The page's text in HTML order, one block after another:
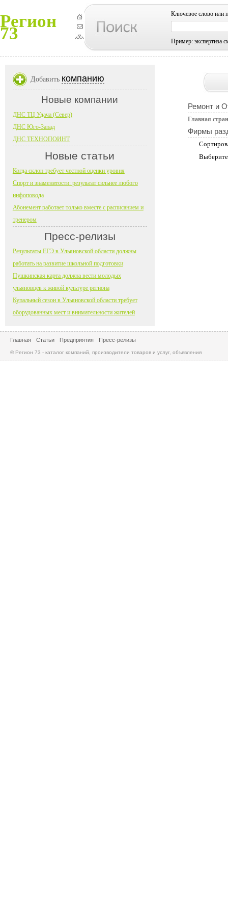
Регион
73
Ключевое слово или
Пример: экспертиза
Ремонт и
Главная
Фирмы
Добавить компанию
Новые компании
ДНС ТЦ Удача (Север)
ДНС Юго-Запад
ДНС ТЕХНОПОИНТ
Новые статьи
Когда склон требует честной оценки уровня
Спорт и знаменитости: результат сильнее любого
инфоповода
Абонемент работает только вместе с расписанием и
тренером
Пресс-релизы
Результаты ЕГЭ в Ульяновской области должны
работать на развитие школьной подготовки
Пушкинская карта должна вести молодых
ульяновцев к живой культуре региона
Купальный сезон в Ульяновской области требует
оборудованных мест и внимательности жителей
Главная Статьи Предприятия Пресс-релизы
© Регион 73 - каталог компаний, производители товаров и услуг, объявления